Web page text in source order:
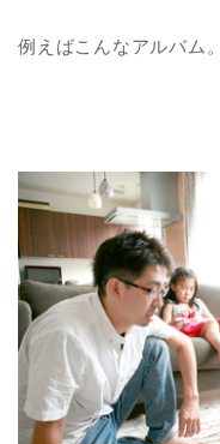
例えばこんなアルバム。